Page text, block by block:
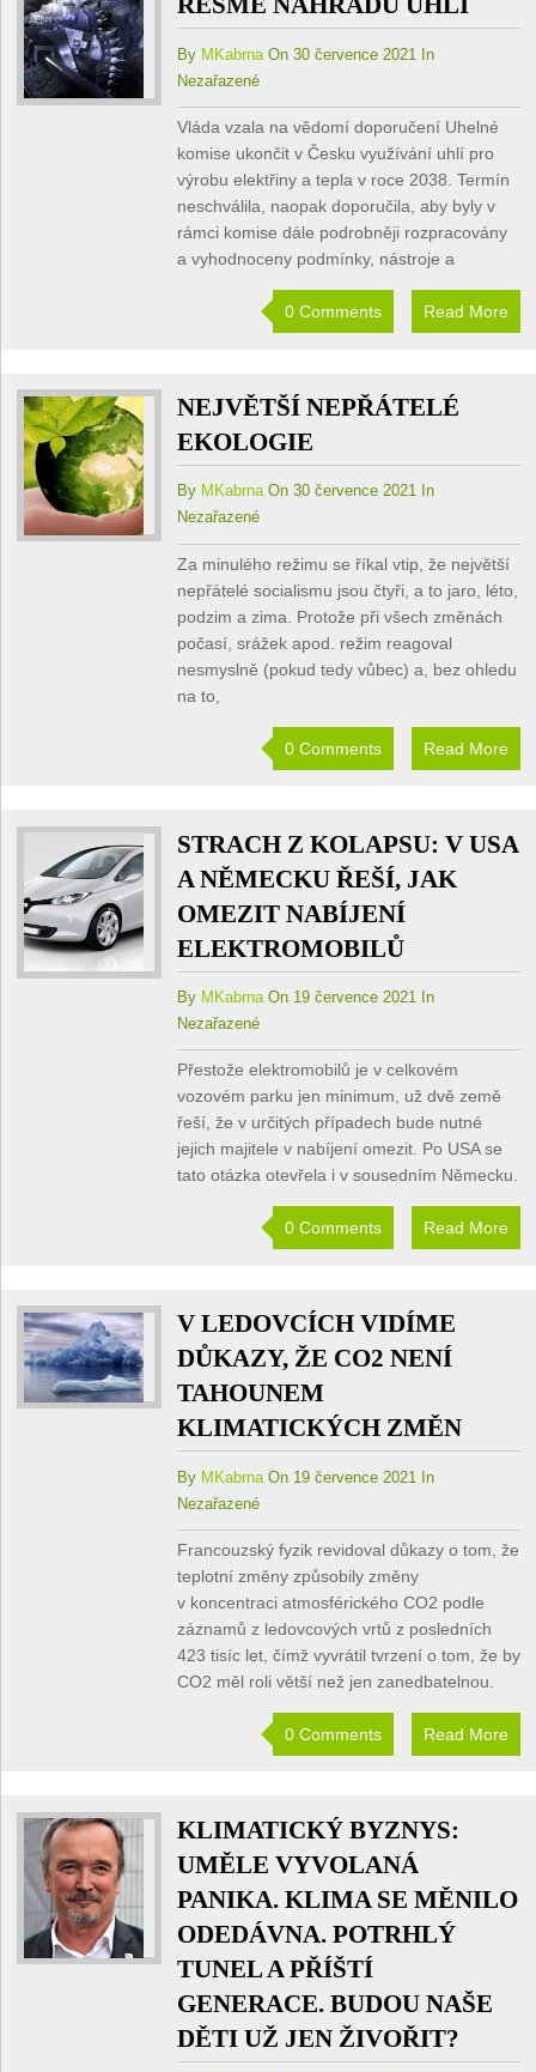
By MKabrnaOn 30 července 2021 In
Nezařazené
Vláda vzala na vědomí doporučení Uhelné
komise ukončit v Česku využívání uhlí pro
výrobu elektřiny a tepla v roce 2038. Termín
neschválila, naopak doporučila, aby byly v
rámci komise dále podrobněji rozpracovány
a vyhodnoceny podmínky, nástroje a
0 Comments Read More
NEJVĚTŠÍ NEPŘÁTELÉ
EKOLOGIE
By MKabrnaOn 30 července 2021 In
Nezařazené
Za minulého režimu se říkal vtip, že největší
nepřátelé socialismu jsou čtyři, a to jaro, léto,
podzim a zima. Protože při všech změnách
počasí, srážek apod. režim reagoval
nesmyslně (pokud tedy vůbec) a, bez ohledu
na to,
0 Comments Read More
STRACH Z KOLAPSU: V USA
A NĚMECKU ŘEŠÍ, JAK
OMEZIT NABÍJENÍ
ELEKTROMOBILŮ
By MKabrnaOn 19 července 2021 In
Nezařazené
Přestože elektromobilů je v celkovém
vozovém parku jen minimum, už dvě země
řeší, že v určitých případech bude nutné
jejich majitele v nabíjení omezit. Po USA se
tato otázka otevřela i v sousedním Německu.
0 Comments Read More
V LEDOVCÍCH VIDÍME
DŮKAZY, ŽE CO2 NENÍ
TAHOUNEM
KLIMATICKÝCH ZMĚN
By MKabrnaOn 19 července 2021 In
Nezařazené
Francouzský fyzik revidoval důkazy o tom, že
teplotní změny způsobily změny
v koncentraci atmosférického CO2 podle
záznamů z ledovcových vrtů z posledních
423 tisíc let, čímž vyvrátil tvrzení o tom, že by
CO2 měl roli větší než jen zanedbatelnou.
0 Comments Read More
KLIMATICKÝ BYZNYS:
UMĚLE VYVOLANÁ
PANIKA. KLIMA SE MĚNILO
ODEDÁVNA. POTRHLÝ
TUNEL A PŘÍŠTÍ
GENERACE. BUDOU NAŠE
DĚTI UŽ JEN ŽIVOŘIT?